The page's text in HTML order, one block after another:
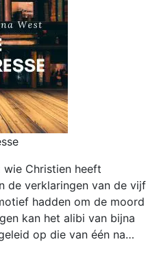
Christien heeft
de verklaringen van de vijf
hadden om de moord
kan het alibi van bijna
op die van één na…